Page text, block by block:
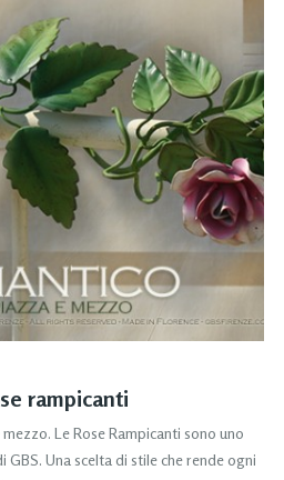
rampicanti
Le Rose Rampicanti sono uno
Una scelta di stile che rende ogni